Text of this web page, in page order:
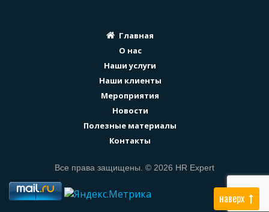
Главная
О нас
Наши услуги
Наши клиенты
Мероприятия
Новости
Полезные материалы
Контакты
Все права защищены. © 2026 HR Expert
наверх